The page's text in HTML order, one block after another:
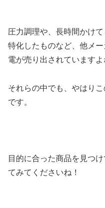
圧力調理や、長時間かけ
特化したものなど、他メ
電が売り出されていますよ
それらの中でも、やはり
です。
目的に合った商品を見つ
てみてくださいね！